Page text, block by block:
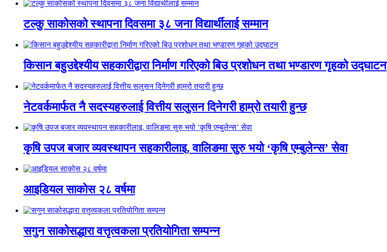
टल्कु साकोसको स्थापना दिवसमा ३८ जना विद्यार्थीलाई सम्मान
किसान बहुउद्देश्यीय सहकारीद्वारा निर्माण गरिएको बिउ प्रशोधन तथा भण्डारण गृहको उद्घाटन
नेटवर्कमार्फत नै सदस्यहरुलाई वित्तीय सलुसन दिनेगरी हाम्रो तयारी हुन्छ
कृषि उपज बजार व्यवस्थापन सहकारीलाइ, वालिङमा सुरु भयो ‘कृषि एम्बुलेन्स’ सेवा
आइडियल साकोस २८ वर्षमा
सगुन साकोसद्धारा वत्तृत्वकला प्रतियोगिता सम्पन्न